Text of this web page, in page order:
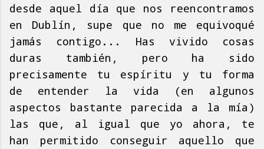
desde aquel día que nos reencontramos
en Dublín, supe que no me equivoqué
jamás contigo... Has vivido cosas
duras también, pero ha sido
precisamente tu espíritu y tu forma
de entender la vida (en algunos
aspectos bastante parecida a la mía)
las que, al igual que yo ahora, te
han permitido conseguir aquello que